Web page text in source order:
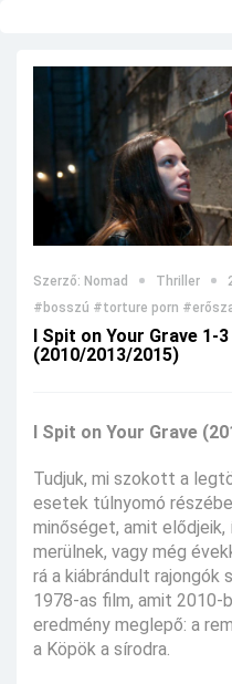
Szerző: Nomad Thriller
#bosszú #torture porn
I Spit on Your Grave 1-
(2010/2013/2015)
I Spit on Your Grave
Tudjuk, mi szokott a
esetek túlnyomó
minőséget, amit
merülnek, vagy még
rá a kiábrándult rajongók
1978-as film, amit
eredmény meglepő: a
a Köpök a sírodra.